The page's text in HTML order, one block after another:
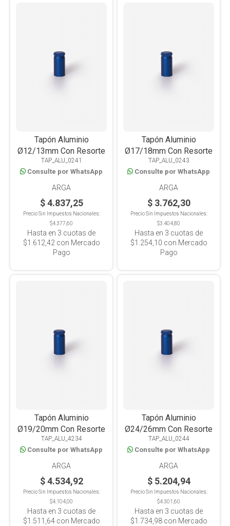
Tapón Aluminio
Ø12/13mm Con Resorte
TAP_ALU_0241
Consulte por WhatsApp
ARGA
$ 4.837,25
Precio Sin Impuestos Nacionales:
$4.377,60
Hasta en 3 cuotas de
$1.612,42 con Mercado
Pago
Tapón Aluminio
Ø17/18mm Con Resorte
TAP_ALU_0243
Consulte por WhatsApp
ARGA
$ 3.762,30
Precio Sin Impuestos Nacionales:
$3.404,80
Hasta en 3 cuotas de
$1.254,10 con Mercado
Pago
Tapón Aluminio
Ø19/20mm Con Resorte
TAP_ALU_4234
Consulte por WhatsApp
ARGA
$ 4.534,92
Precio Sin Impuestos Nacionales:
$4.104,00
Hasta en 3 cuotas de
$1.511,64con Mercado
Tapón Aluminio
Ø24/26mm Con Resorte
TAP_ALU_0244
Consulte por WhatsApp
ARGA
$ 5.204,94
Precio Sin Impuestos Nacionales:
$4.301,60
Hasta en 3 cuotas de
$1.734,98con Mercado